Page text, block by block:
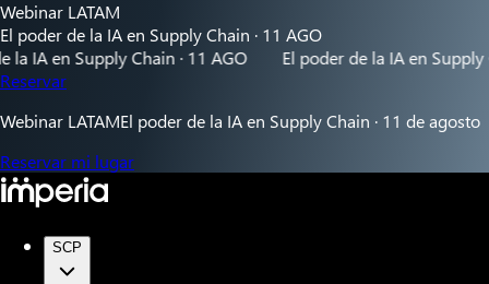
Webinar LATAM
El poder de la IA en Supply Chain · 11 AGO
Chain · 11 AGO
El poder de la IA en Supply Chain ·
Reservar
Webinar LATAMEl poder de la IA en Supply Chain · 11 de agosto
Reservar mi lugar
SCP